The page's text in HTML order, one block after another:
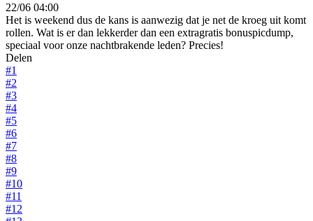
22/06 04:00
Het is weekend dus de kans is aanwezig dat je net de kroeg uit komt
rollen. Wat is er dan lekkerder dan een extragratis bonuspicdump,
speciaal voor onze nachtbrakende leden? Precies!
Delen
#1
#2
#3
#4
#5
#6
#7
#8
#9
#10
#11
#12